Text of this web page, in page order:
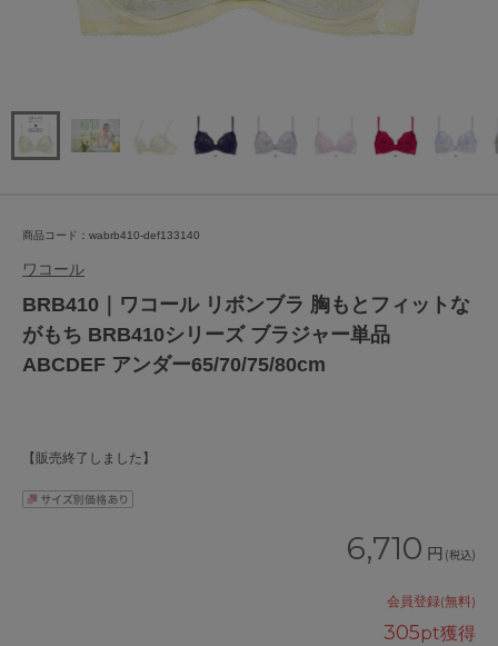
商品コード：wabrb410-def133140
ワコール
BRB410｜ワコール リボンブラ 胸もとフィットな
がもち BRB410シリーズ ブラジャー単品
ABCDEF アンダー65/70/75/80cm
【販売終了しました】
6,710 円 (税込)
会員登録(無料)
305pt獲得